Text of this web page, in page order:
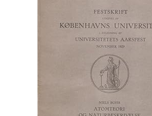
Comenzar a vender
CERRAR